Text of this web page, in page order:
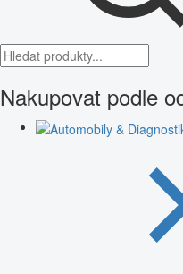
Nakupovat podle